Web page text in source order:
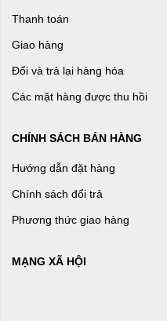
Thanh toán
Giao hàng
Đổi và trả lại hàng hóa
Các mặt hàng được thu hồi
CHÍNH SÁCH BÁN HÀNG
Hướng dẫn đặt hàng
Chính sách đổi trả
Phương thức giao hàng
MẠNG XÃ HỘI